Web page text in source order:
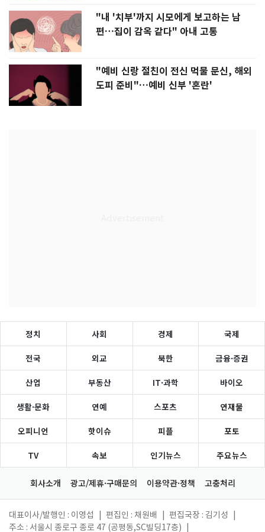
"내 '치부'까지 시모에게 보고하는 남
편…집이 감옥 같다" 아내 고통
"예비 신랑 절친이 전신 먹물 문신, 해외
도피 준비"…예비 신부 '혼란'
정치 사회 경제 국제
전국 외교 북한 금융·증권
산업 부동산 IT·과학 바이오
생활·문화 연예 스포츠 연재물
오피니언 핫이슈 피플 포토
TV 속보 인기뉴스 주요뉴스
회사소개 광고/제휴·구매문의 이용약관·정책 고충처리
대표이사/발행인 : 이영섭 편집인 : 채원배 편집국장 : 김기성
주소 : 서울시 종로구 종로 47 (공평동,SC빌딩17층)